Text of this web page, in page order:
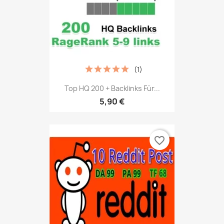
Top HQ 200 + Backlinks Für...
5,90 €
(1)
favorite_border